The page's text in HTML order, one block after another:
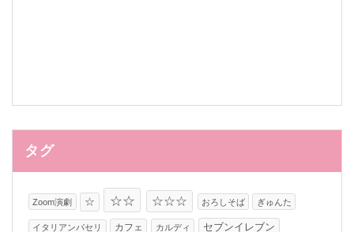
タグ
Zoom演劇 ☆ ☆☆ ☆☆☆ おろしそば ぎゅんた
イタリアンパセリ カフェ カルディ
セブンイレブン